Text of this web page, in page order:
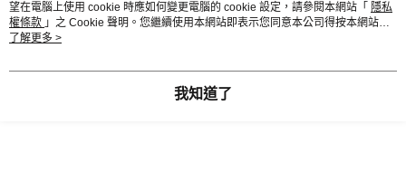
望在電腦上使用 cookie 時應如何變更電腦的 cookie 設定，請參閱本網站「 隱私
權條款 」之 Cookie 聲明。您繼續使用本網站即表示您同意本公司得按本網站使
用條款之 Cookie 聲明使用 cookie。
了解更多 >
我知道了